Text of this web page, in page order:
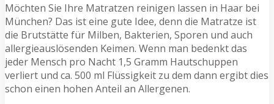
Möchten Sie Ihre Matratzen reinigen lassen in Haar bei
München? Das ist eine gute Idee, denn die Matratze ist
die Brutstätte für Milben, Bakterien, Sporen und auch
allergieauslösenden Keimen. Wenn man bedenkt das
jeder Mensch pro Nacht 1,5 Gramm Hautschuppen
verliert und ca. 500 ml Flüssigkeit zu dem dann ergibt dies
schon einen hohen Anteil an Allergenen.